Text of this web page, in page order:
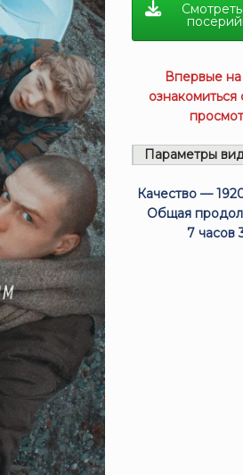
Впервые
ознакомиться
Параметры
Качество —
Общая
7 часов